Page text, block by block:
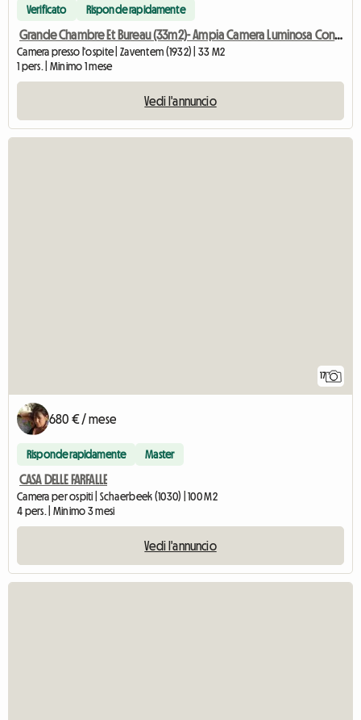
Verificato Risponde rapidamente
Grande Chambre Et Bureau (33m2)- Ampia Camera Luminosa Con Scrivania
Camera presso l'ospite | Zaventem (1932) | 33 M2
1 pers. | Minimo 1 mese
Vedi l'annuncio
17
680 € / mese
Risponde rapidamente Master
CASA DELLE FARFALLE
Camera per ospiti | Schaerbeek (1030) | 100 M2
4 pers. | Minimo 3 mesi
Vedi l'annuncio